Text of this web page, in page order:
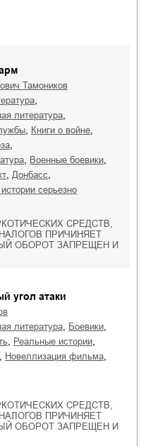
Тамоников
литература
книги о войне
военные боевики
Донбасс
истории серьезно
СРЕДСТВ,
ПРИЧИНЯЕТ
ОБОРОТ ЗАПРЕЩЕН И
угол атаки
литература
боевики
реальные истории
новеллизация фильма
СРЕДСТВ,
ПРИЧИНЯЕТ
ОБОРОТ ЗАПРЕЩЕН И